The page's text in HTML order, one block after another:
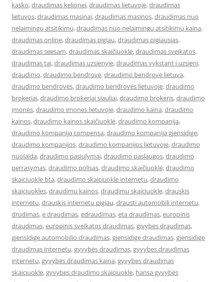
kasko,draudimas kelionei,draudimas lietuvoje,draudimas
lietuvos,draudimas masinai,draudimas masinos,draudimas nuo
nelaimingų atsitikimų,draudimas nuo nelaimingų atsitikimų kaina,
draudimas online,draudimas pigiau,draudimas pigiausias,
draudimas seesam,draudimas skaičiuoklė,draudimas sveikatos,
draudimas tai,draudimas uzsienyje,draudimas vykstant i uzsieni,
draudimo,draudimo bendrovė,draudimo bendrove lietuva,
draudimo bendrovės,draudimo bendrovės lietuvoje,draudimo
brokeriai,draudimo brokeriai siauliai,draudimo brokeris,draudimo
įmonės,draudimo imones lietuvoje,draudimo kaina,draudimo
kainos,draudimo kainos skaičiuoklė,draudimo kompanija,
draudimo kompanija compensa,draudimo kompanija gjensidige,
draudimo kompanijos,draudimo kompanijos lietuvoje,draudimo
nuolaida,draudimo pasiulymai,draudimo paslaugos,draudimo
perrasymas,draudimo polisas,draudimo skaičiuoklė,draudimo
skaiciuokle bta,draudimo skaiciuokle internetu,draudimo
skaiciuokles,draudimu kainos,draudimu skaiciuokle,drauskis
internetu,drauskis internetu pigiau,drausti automobili internetu,
drudimas,e draudimas,edraudimas,eta draudimas,europinis
draudimas,europinis sveikatos draudimas,givybes draudimas,
gjensidige automobilio draudimas,gjensidige draudimas,gjensidige
draudimas internetu,gyvybės draudimas,gyvybes draudimas
internetu,gyvybes draudimas kaina,gyvybes draudimas
skaiciuokle,gyvybes draudimo skaiciuokle, hansa gyvybės